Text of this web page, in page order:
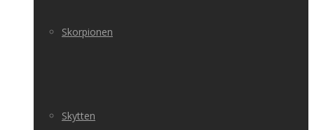
Skorpionen
Skytten